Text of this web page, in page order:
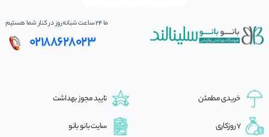
ما 24 ساعت شبانه‌روز در کنار شما هستیم
02188628023
خریدی مطمئن تایید مجوز بهداشت
7 روزکاری سایت بانو بانو